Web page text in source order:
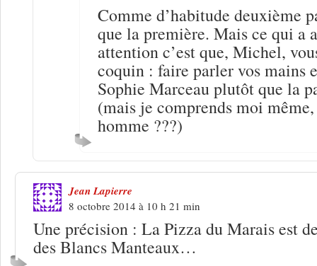
Comme d’habitude deuxième
que la première. Mais ce qui a
attention c’est que, Michel,
coquin : faire parler vos mains
Sophie Marceau plutôt que la
(mais je comprends moi
homme ???)
Jean Lapierre
8 octobre 2014 à 10 h 21 min
Une précision : La Pizza du Marais est
des Blancs Manteaux…